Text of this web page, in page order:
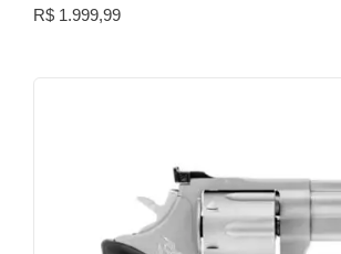
R$ 1.999,99